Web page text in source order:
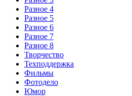
Разное 4
Разное 5
Разное 6
Разное 7
Разное 8
Творчество
Техподдержка
Фильмы
Фотодело
Юмор